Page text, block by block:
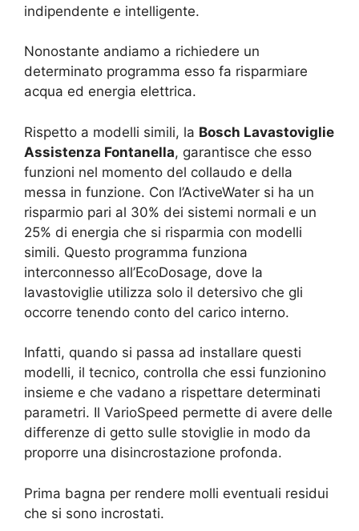
indipendente e intelligente.
Nonostante andiamo a richiedere un
determinato programma esso fa risparmiare
acqua ed energia elettrica.
Rispetto a modelli simili, la Bosch Lavastoviglie
Assistenza Fontanella, garantisce che esso
funzioni nel momento del collaudo e della
messa in funzione. Con l’ActiveWater si ha un
risparmio pari al 30% dei sistemi normali e un
25% di energia che si risparmia con modelli
simili. Questo programma funziona
interconnesso all’EcoDosage, dove la
lavastoviglie utilizza solo il detersivo che gli
occorre tenendo conto del carico interno.
Infatti, quando si passa ad installare questi
modelli, il tecnico, controlla che essi funzionino
insieme e che vadano a rispettare determinati
parametri. Il VarioSpeed permette di avere delle
differenze di getto sulle stoviglie in modo da
proporre una disincrostazione profonda.
Prima bagna per rendere molli eventuali residui
che si sono incrostati.